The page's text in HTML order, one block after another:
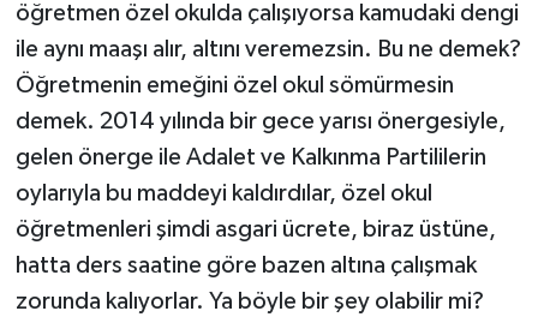
öğretmen özel okulda çalışıyorsa kamudaki dengi
ile aynı maaşı alır, altını veremezsin. Bu ne demek?
Öğretmenin emeğini özel okul sömürmesin
demek. 2014 yılında bir gece yarısı önergesiyle,
gelen önerge ile Adalet ve Kalkınma Partililerin
oylarıyla bu maddeyi kaldırdılar, özel okul
öğretmenleri şimdi asgari ücrete, biraz üstüne,
hatta ders saatine göre bazen altına çalışmak
zorunda kalıyorlar. Ya böyle bir şey olabilir mi?